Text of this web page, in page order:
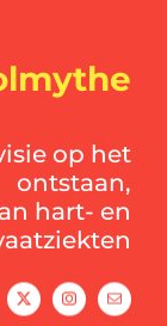
op het
ontstaan,
hart- en